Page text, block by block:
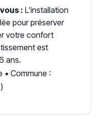
: L'installation
pour préserver
votre confort
est
ans.
• Commune :